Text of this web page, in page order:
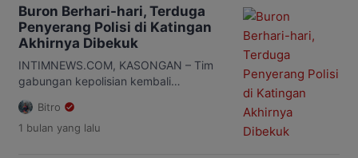
narkoba di Desa Tumbang Kalemei,
Kecamatan Katingan Tengah beberapa
waktu lalu. Pernyataan itu disampaikan
kejadian bersama Kepala Kepolisian
Daerah (Kapolda) Kalimantan Tengah
(Kalteng), Irjen […]
Buron Berhari-hari, Terduga
Penyerang Polisi di Katingan
Akhirnya Dibekuk
INTIMNEWS.COM, KASONGAN – Tim
gabungan kepolisian kembali
diduga pelaku penyerangan terhadap
personel Satuan Reserse Narkoba
Bitro
1 bulan yang lalu